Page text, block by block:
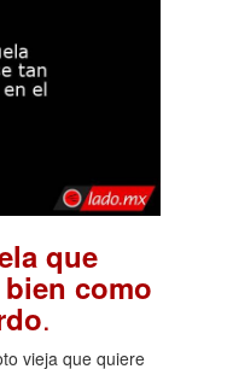
que
como
.
vieja que quiere